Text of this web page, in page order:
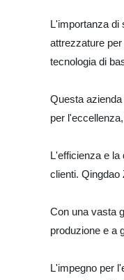
L'importanza di
attrezzature
tecnologia di
Questa
per
L'efficienza e
clienti. Qingdao
Con una vasta
produzione e a
L'impegno per